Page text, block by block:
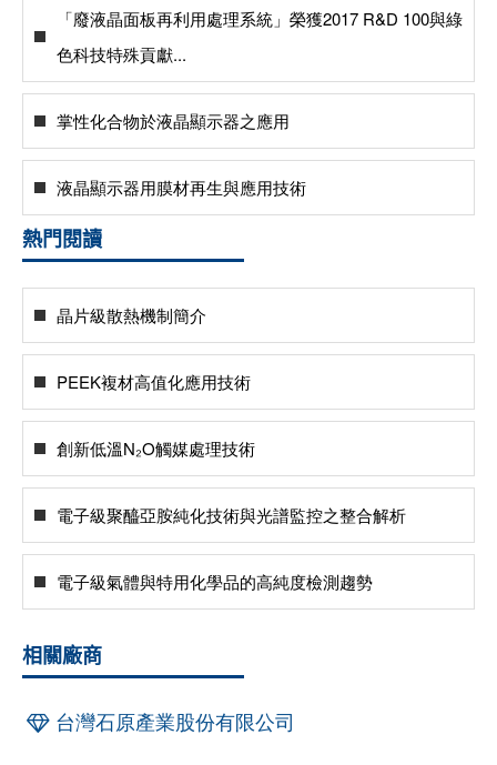
「廢液晶面板再利用處理系統」榮獲2017 R&D 100與綠
色科技特殊貢獻...
掌性化合物於液晶顯示器之應用
液晶顯示器用膜材再生與應用技術
熱門閱讀
晶片級散熱機制簡介
PEEK複材高值化應用技術
創新低溫N₂O觸媒處理技術
電子級聚醯亞胺純化技術與光譜監控之整合解析
電子級氣體與特用化學品的高純度檢測趨勢
相關廠商
台灣石原產業股份有限公司